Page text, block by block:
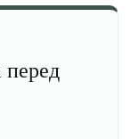
перед